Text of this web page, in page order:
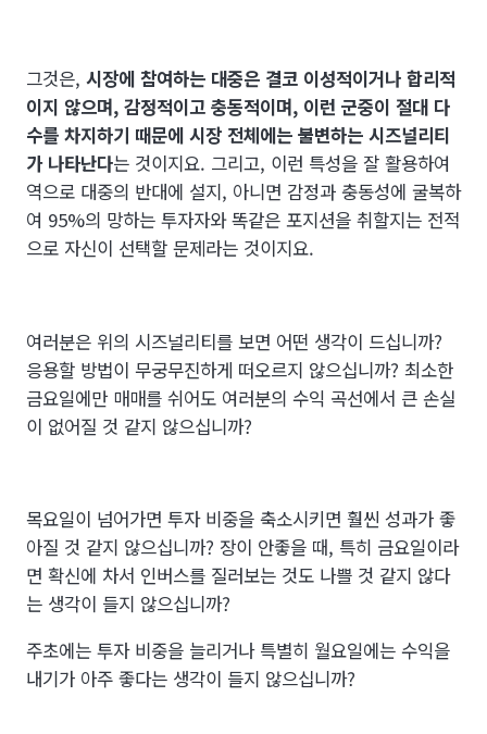
그것은, 시장에 참여하는 대중은 결코 이성적이거나 합리적
이지 않으며, 감정적이고 충동적이며, 이런 군중이 절대 다
수를 차지하기 때문에 시장 전체에는 불변하는 시즈널리티
가 나타난다는 것이지요. 그리고, 이런 특성을 잘 활용하여
역으로 대중의 반대에 설지, 아니면 감정과 충동성에 굴복하
여 95%의 망하는 투자자와 똑같은 포지션을 취할지는 전적
으로 자신이 선택할 문제라는 것이지요.
여러분은 위의 시즈널리티를 보면 어떤 생각이 드십니까?
응용할 방법이 무궁무진하게 떠오르지 않으십니까? 최소한
금요일에만 매매를 쉬어도 여러분의 수익 곡선에서 큰 손실
이 없어질 것 같지 않으십니까?
목요일이 넘어가면 투자 비중을 축소시키면 훨씬 성과가 좋
아질 것 같지 않으십니까? 장이 안좋을 때, 특히 금요일이라
면 확신에 차서 인버스를 질러보는 것도 나쁠 것 같지 않다
는 생각이 들지 않으십니까?
주초에는 투자 비중을 늘리거나 특별히 월요일에는 수익을
내기가 아주 좋다는 생각이 들지 않으십니까?